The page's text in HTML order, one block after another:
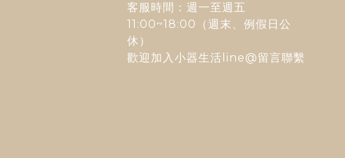
客服時間：週一至週五
11:00~18:00（週末、例假日公
休）
歡迎加入 小器生活line@留言聯繫